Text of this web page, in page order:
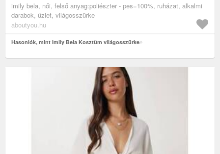
imily bela, női, felső anyag:poliészter - pes=100%, ruházat, alkalmi
darabok, üzlet, világosszürke
aboutyou.hu
Hasonlók, mint Imily Bela Kosztüm világosszürke